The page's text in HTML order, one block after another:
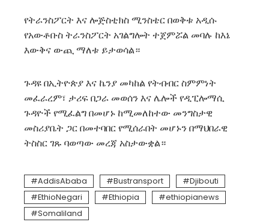
የትራንስፖርት እና ሎጅስቲክስ ሚንስቴር በወቅቱ አዲሱ
የአውቶቡስ ትራንስፖርት አገልግሎት ተጀምሯል መባሉ ከእኔ
እውቅና ውጪ ማለቱ ይታወሳል።
ጉዳዩ በኢትዮጵያ እና ኬንያ መካከል የትብብር ስምምነት
መፈራረም፣ ታሪፍ በጋራ መወሰን እና ሌሎች የዲፒሎማሲ
ጉዳዮች የሚፈልግ በመሆኑ ከሚመለከተው መንግስታዊ
መስሪያቤት ጋር በመተባበር የሚሰራበት መሆኑን በማህበራዊ
ትስስር ገጹ ባወጣው መረጃ አስታውቋል።
AddisAbaba Bustransport
Djibouti
EthioNegari
Ethiopia
ethiopianews
Somaliland